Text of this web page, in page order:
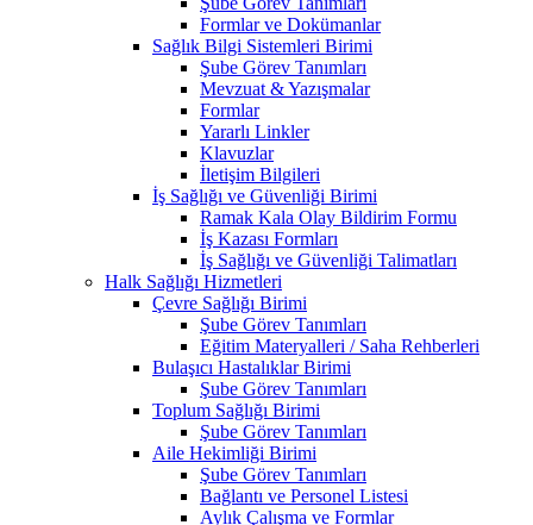
Formlar ve Dokümanlar
Sağlık Bilgi Sistemleri Birimi
Şube Görev Tanımları
Mevzuat & Yazışmalar
Formlar
Yararlı Linkler
Klavuzlar
İletişim Bilgileri
İş Sağlığı ve Güvenliği Birimi
Ramak Kala Olay Bildirim Formu
İş Kazası Formları
İş Sağlığı ve Güvenliği Talimatları
Halk Sağlığı Hizmetleri
Çevre Sağlığı Birimi
Şube Görev Tanımları
Eğitim Materyalleri / Saha Rehberleri
Bulaşıcı Hastalıklar Birimi
Şube Görev Tanımları
Toplum Sağlığı Birimi
Şube Görev Tanımları
Aile Hekimliği Birimi
Şube Görev Tanımları
Bağlantı ve Personel Listesi
Aylık Çalışma ve Formlar